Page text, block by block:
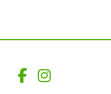
Facebook
Instagram